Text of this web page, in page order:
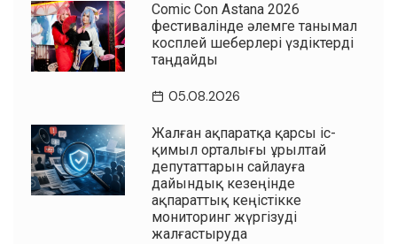
Comic Con Astana 2026
фестивалінде әлемге танымал
косплей шеберлері үздіктерді
таңдайды
05.08.2026
Жалған ақпаратқа қарсы іс-
қимыл орталығы Құрылтай
депутаттарын сайлауға
дайындық кезеңінде
ақпараттық кеңістікке
мониторинг жүргізуді
жалғастыруда